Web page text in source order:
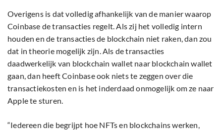
Overigens is dat volledig afhankelijk van de manier waarop
Coinbase de transacties regelt. Als zij het volledig intern
houden en de transacties de blockchain niet raken, dan zou
dat in theorie mogelijk zijn. Als de transacties
daadwerkelijk van blockchain wallet naar blockchain wallet
gaan, dan heeft Coinbase ook niets te zeggen over die
transactiekosten en is het inderdaad onmogelijk om ze naar
Apple te sturen.
“Iedereen die begrijpt hoe NFTs en blockchains werken,